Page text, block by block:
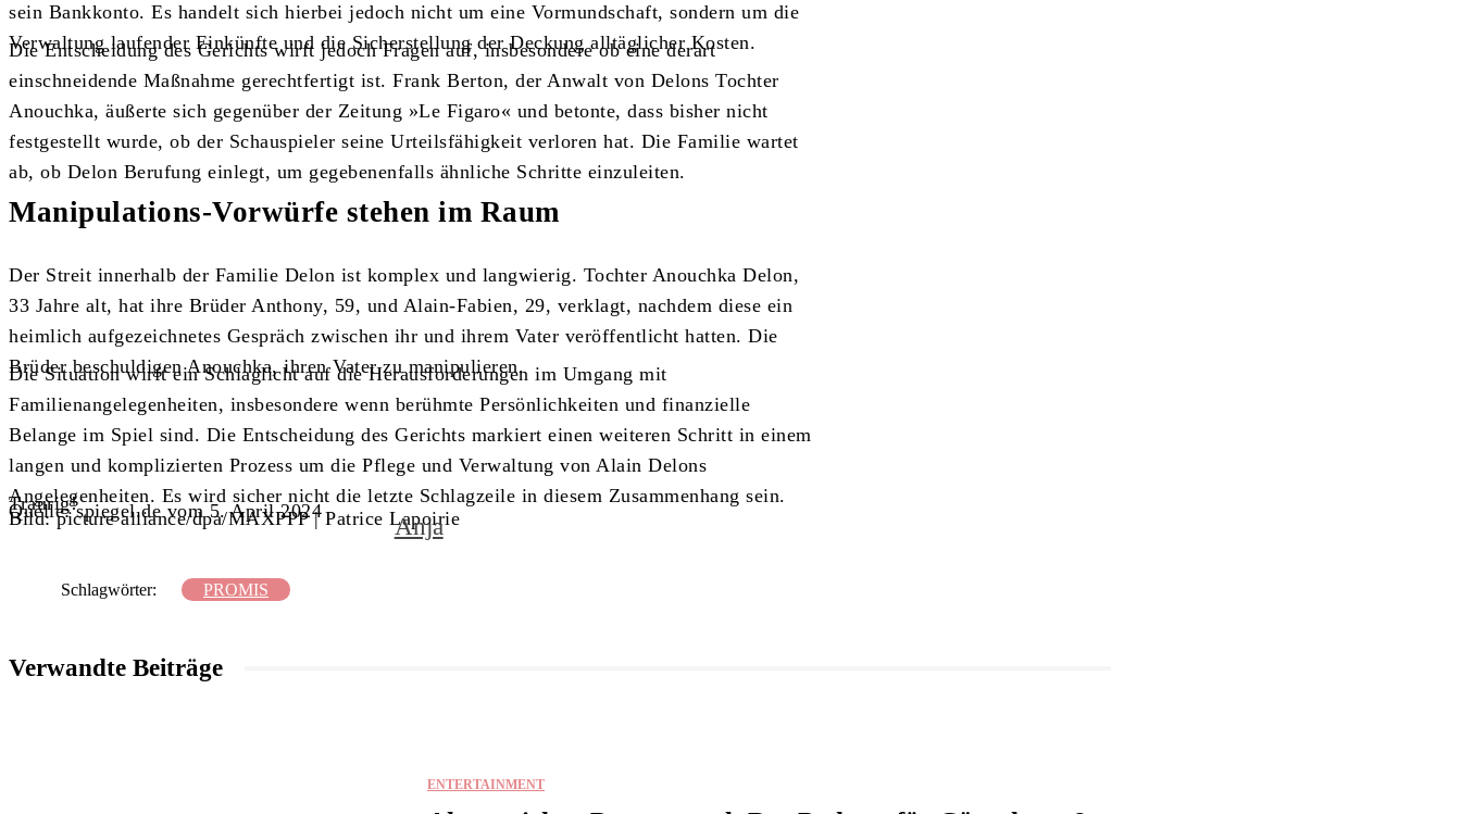
sein Bankkonto. Es handelt sich hierbei jedoch nicht um eine Vormundschaft, sondern um die
Verwaltung laufender Einkünfte und die Sicherstellung der Deckung alltäglicher Kosten.
Die Entscheidung des Gerichts wirft jedoch Fragen auf, insbesondere ob eine derart
einschneidende Maßnahme gerechtfertigt ist. Frank Berton, der Anwalt von Delons Tochter
Anouchka, äußerte sich gegenüber der Zeitung »Le Figaro« und betonte, dass bisher nicht
festgestellt wurde, ob der Schauspieler seine Urteilsfähigkeit verloren hat. Die Familie wartet
ab, ob Delon Berufung einlegt, um gegebenenfalls ähnliche Schritte einzuleiten.
Manipulations-Vorwürfe stehen im Raum
Der Streit innerhalb der Familie Delon ist komplex und langwierig. Tochter Anouchka Delon,
33 Jahre alt, hat ihre Brüder Anthony, 59, und Alain-Fabien, 29, verklagt, nachdem diese ein
heimlich aufgezeichnetes Gespräch zwischen ihr und ihrem Vater veröffentlicht hatten. Die
Brüder beschuldigen Anouchka, ihren Vater zu manipulieren.
Die Situation wirft ein Schlaglicht auf die Herausforderungen im Umgang mit
Familienangelegenheiten, insbesondere wenn berühmte Persönlichkeiten und finanzielle
Belange im Spiel sind. Die Entscheidung des Gerichts markiert einen weiteren Schritt in einem
langen und komplizierten Prozess um die Pflege und Verwaltung von Alain Delons
Angelegenheiten. Es wird sicher nicht die letzte Schlagzeile in diesem Zusammenhang sein.
Traurig!
Quelle: spiegel.de vom 5. April 2024
Bild: picture alliance/dpa/MAXPPP | Patrice Lapoirie
Anja
Schlagwörter: PROMIS
Verwandte Beiträge
ENTERTAINMENT